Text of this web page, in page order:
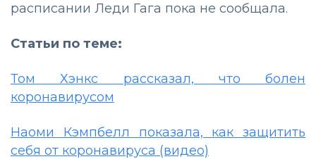
расписании Леди Гага пока не сообщала.
Статьи по теме:
Том Хэнкс рассказал, что болен
коронавирусом
Наоми Кэмпбелл показала, как защитить
себя от коронавируса (видео)